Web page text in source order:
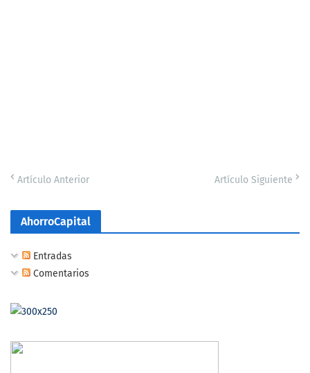
Artículo Anterior Artículo Siguiente
AhorroCapital
Entradas
Comentarios